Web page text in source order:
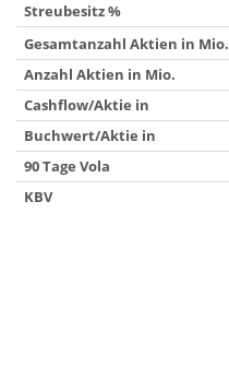
Streubesitz %
Gesamtanzahl Aktien in Mio.
Anzahl Aktien in Mio.
Cashflow/Aktie in
Buchwert/Aktie in
90 Tage Vola
KBV